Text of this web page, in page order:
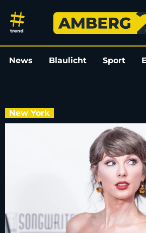
Als jüngste Frau:
News Blaulicht Sport
New York